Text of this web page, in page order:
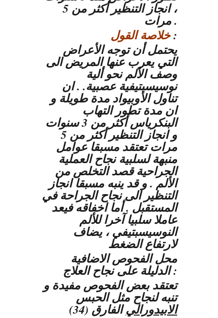
، انجاز التنظير أكثر من 5
مرات .
خلاصة القول:
يحتمل أن توجه الأعراض
التي يعرب عنها المريض الى
وصف الألم نحو ألية
نوسيسبتيفية عصبية. . ان
تناول الأوبيواد مدة طويلة و
ان مدة تطور التهاب
البنكرياس أكثر من 3 سنوات
و انجاز التنظير أكثر من 5
مرات تعتقد مسبقا عوامل
منبهة لسلبية نجاح العملية
الجراحية قصد التخلص من
الألم . و قد ينبه مسبقا انجاز
التنظير الى نجاح الجراحة في
المستقبل . أما اخفاقه فيعد
عاملا سلبيا آخرا للألم
النوسيسبتيفي ، يضاف
لارتفاع الضغط
محل الفحوص الاضافية
الدليلة على نجاح العلاج :
تعتقد بعض الفحوص مفيدة و
تنبه لنجاح مثل الحبس
الابيدوراليالفارق (34)